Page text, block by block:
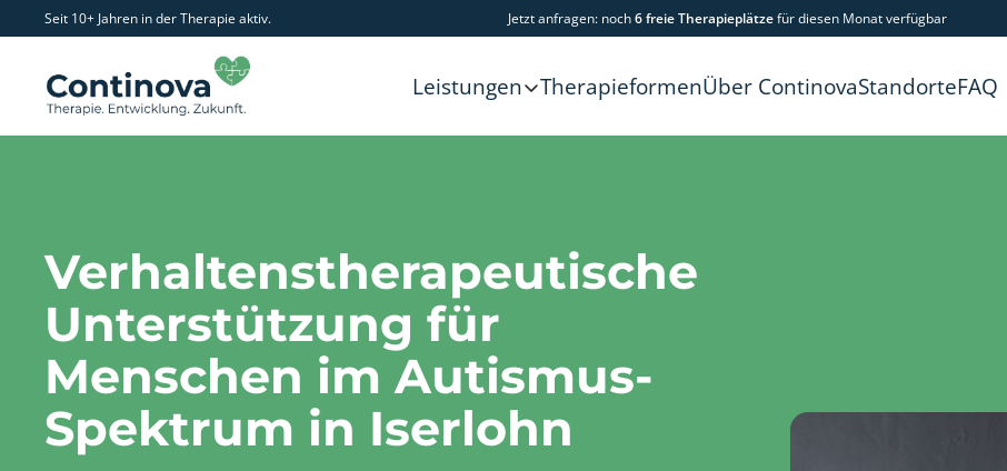
Seit 10+ Jahren in der Therapie aktiv. Jetzt anfragen: noch6 freie Therapieplätzefür diesen Monat verfügbar
Leistungen TherapieformenÜber ContinovaStandorteFAQ
Verhaltenstherapeutische
Unterstützung für
Menschen im Autismus-
Spektrum in Iserlohn